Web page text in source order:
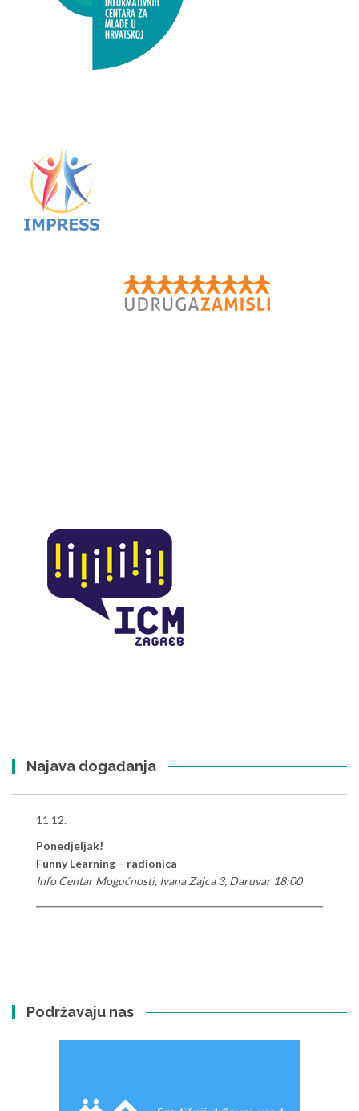
Najava događanja
11.12.
Ponedjeljak!
Funny Learning – radionica
Info Centar Mogućnosti, Ivana Zajca 3, Daruvar 18:00
Podržavaju nas